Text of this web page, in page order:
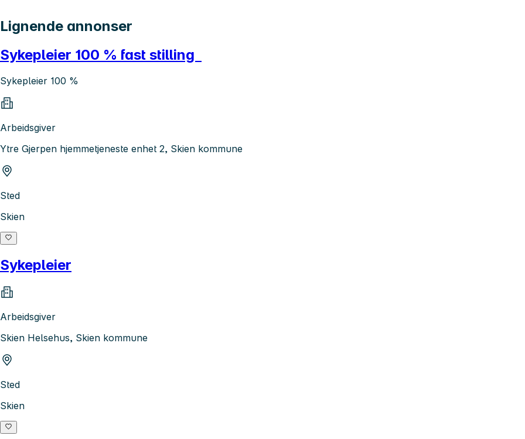
Lignende annonser
Sykepleier 100 % fast stilling
Sykepleier 100 %
Arbeidsgiver
Ytre Gjerpen hjemmetjeneste enhet 2, Skien kommune
Sted
Skien
Sykepleier
Arbeidsgiver
Skien Helsehus, Skien kommune
Sted
Skien